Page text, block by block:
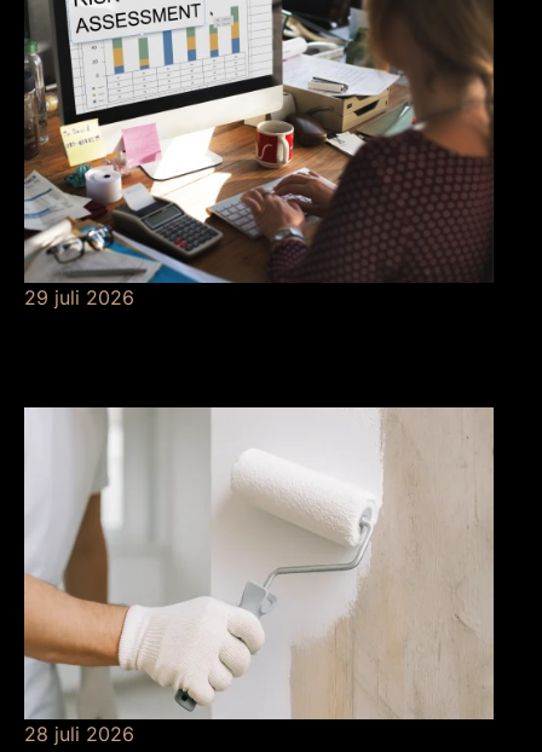
29 juli 2026
28 juli 2026